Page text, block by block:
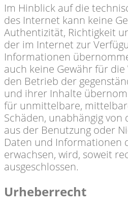
Im Hinblick auf die
des Internet kann keine
Authentizität, Richtigkeit
der im Internet zur
Informationen
auch keine Gewähr für
den Betrieb der
und ihrer Inhalte
für unmittelbare,
Schäden, unabhängig von
aus der Benutzung oder
Daten und Informationen
erwachsen, wird, soweit
ausgeschlossen.
Urheberrecht